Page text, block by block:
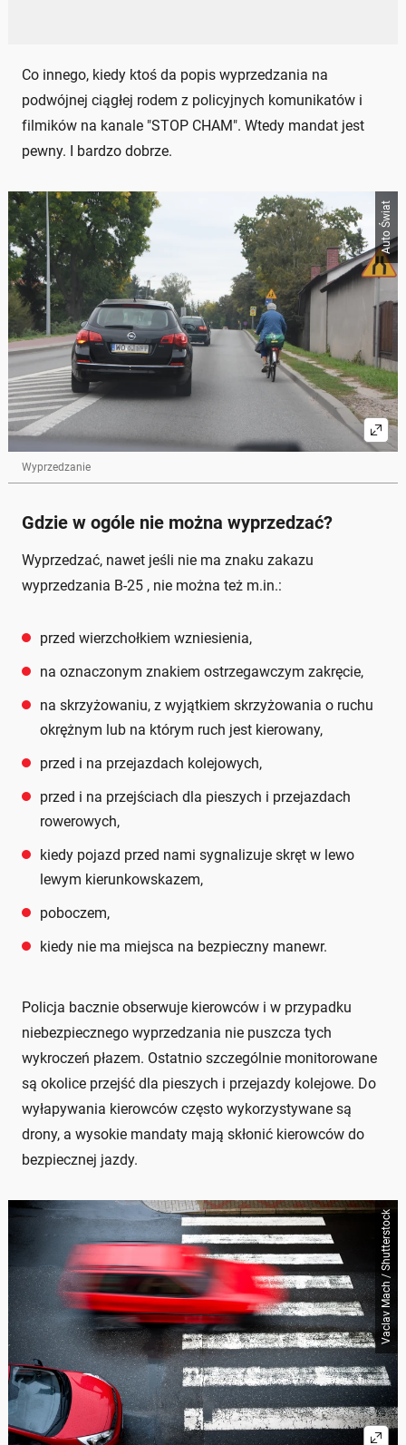
Co innego, kiedy ktoś da popis wyprzedzania na
podwójnej ciągłej rodem z policyjnych komunikatów i
filmików na kanale "STOP CHAM". Wtedy mandat jest
pewny. I bardzo dobrze.
Auto Świat
Wyprzedzanie
Gdzie w ogóle nie można wyprzedzać?
Wyprzedzać, nawet jeśli nie ma znaku zakazu
wyprzedzania B-25 , nie można też m.in.:
przed wierzchołkiem wzniesienia,
na oznaczonym znakiem ostrzegawczym zakręcie,
na skrzyżowaniu, z wyjątkiem skrzyżowania o ruchu
okrężnym lub na którym ruch jest kierowany,
przed i na przejazdach kolejowych,
przed i na przejściach dla pieszych i przejazdach
rowerowych,
kiedy pojazd przed nami sygnalizuje skręt w lewo
lewym kierunkowskazem,
poboczem,
kiedy nie ma miejsca na bezpieczny manewr.
Policja bacznie obserwuje kierowców i w przypadku
niebezpiecznego wyprzedzania nie puszcza tych
wykroczeń płazem. Ostatnio szczególnie monitorowane
są okolice przejść dla pieszych i przejazdy kolejowe. Do
wyłapywania kierowców często wykorzystywane są
drony, a wysokie mandaty mają skłonić kierowców do
bezpiecznej jazdy.
Vaclav Mach / Shutterstock